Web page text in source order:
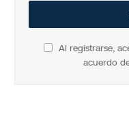
Al registrarse,
acuerdo